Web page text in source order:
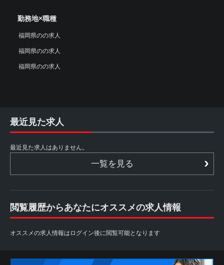
勤務地×職種
福岡県のの求人
福岡県のの求人
福岡県のの求人
最近見た求人
最近見た求人はありません。
一覧を見る
閲覧履歴からあなたにオススメの求人情報
オススメの求人情報はログイン後に閲覧可能となります